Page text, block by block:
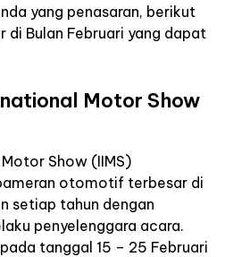
yang penasaran, berikut
di Bulan Februari yang dapat
Motor Show
Show (IIMS)
otomotif terbesar di
setiap tahun dengan
penyelenggara acara.
tanggal 15 – 25 Februari